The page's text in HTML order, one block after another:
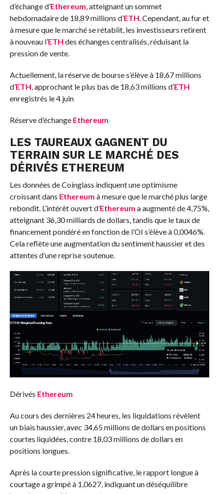
d’échange d’Ethereum , atteignant un sommet
hebdomadaire de 18,89 millions d’ETH . Cependant, au fur et
à mesure que le marché se rétablit, les investisseurs retirent
à nouveau l’ETH des échanges centralisés, réduisant la
pression de vente.
Actuellement, la réserve de bourse s’élève à 18,67 millions
d’ETH , approchant le plus bas de 18,63 millions d’ETH
enregistrés le 4 juin
Réserve d’échange Ethereum
LES TAUREAUX GAGNENT DU
TERRAIN SUR LE MARCHÉ DES
DÉRIVÉS ETHEREUM
Les données de Coinglass indiquent une optimisme
croissant dans Ethereum à mesure que le marché plus large
rebondit. L’intérêt ouvert d’Ethereum a augmenté de 4,75%,
atteignant 36,30 milliards de dollars, tandis que le taux de
financement pondéré en fonction de l’OI s’élève à 0,0046%.
Cela reflète une augmentation du sentiment haussier et des
attentes d’une reprise soutenue.
Dérivés Ethereum
Au cours des dernières 24 heures, les liquidations révèlent
un biais haussier, avec 34,65 millions de dollars en positions
courtes liquidées, contre 18,03 millions de dollars en
positions longues.
Après la courte pression significative, le rapport longue à
courtage a grimpé à 1,0627, indiquant un déséquilibre